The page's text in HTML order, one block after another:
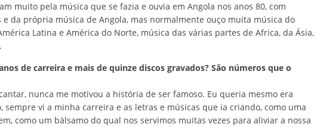
muito pela música que se fazia e ouvia em Angola nos anos 80, com
da própria música de Angola, mas normalmente ouço muita música do
Latina e América do Norte, música das várias partes de Africa, da Ásia,
de carreira e mais de quinze discos gravados? São números que o
nunca me motivou a história de ser famoso. Eu queria mesmo era
sempre vi a minha carreira e as letras e músicas que ia criando, como uma
como um bálsamo do qual nos servimos muitas vezes para aliviar a nossa